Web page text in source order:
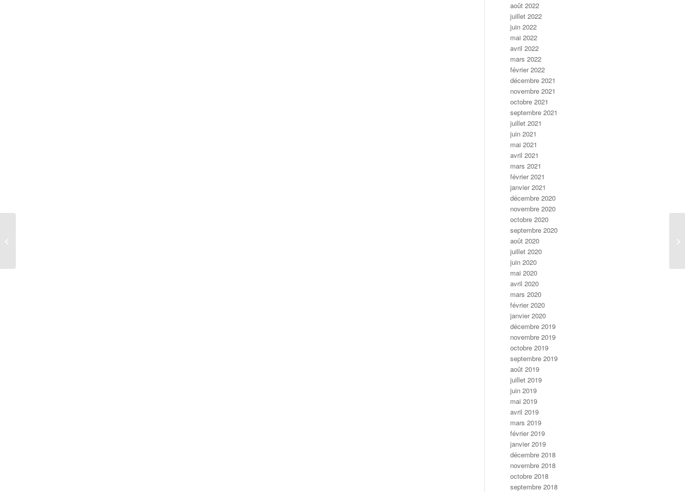
août 2022
juillet 2022
juin 2022
mai 2022
avril 2022
mars 2022
février 2022
décembre 2021
novembre 2021
octobre 2021
septembre 2021
juillet 2021
juin 2021
mai 2021
avril 2021
mars 2021
février 2021
janvier 2021
décembre 2020
novembre 2020
octobre 2020
septembre 2020
août 2020
juillet 2020
juin 2020
mai 2020
avril 2020
mars 2020
février 2020
janvier 2020
décembre 2019
novembre 2019
octobre 2019
septembre 2019
août 2019
juillet 2019
juin 2019
mai 2019
avril 2019
mars 2019
février 2019
janvier 2019
décembre 2018
novembre 2018
octobre 2018
septembre 2018